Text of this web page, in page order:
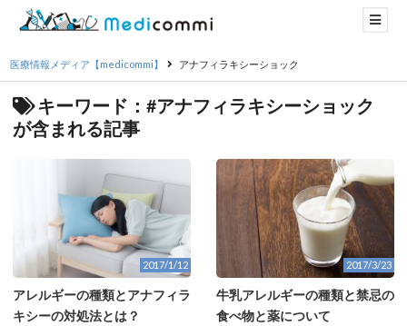
医療情報メディア【medicommi】 アナフィラキシーショック
キーワード：#アナフィラキシーショック
が含まれる記事
2017/1/12
アレルギーの種類とアナフィラ
キシーの対処法とは？
2017/3/23
牛乳アレルギーの種類と禁忌の
食べ物と薬について